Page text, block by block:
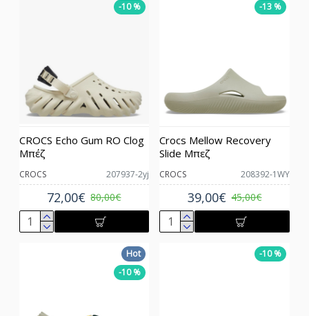
-10 %
CROCS 207937-2yj
CROCS Echo Gum RO Clog
Μπέζ
72,00€ 80,00€
-13 %
CROCS 208392-1WY
Crocs Mellow Recovery
Slide Μπεζ
39,00€ 45,00€
Hot
-10 %
-10 %